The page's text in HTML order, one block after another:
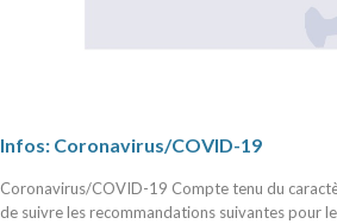
Infos: Coronavirus/COVID-19
Coronavirus/COVID-19 Compte tenu du
de suivre les recommandations suivantes pour